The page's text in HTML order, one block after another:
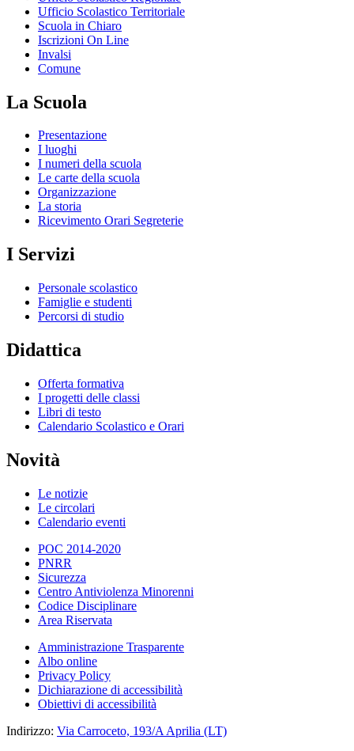
Ufficio Scolastico Territoriale
Scuola in Chiaro
Iscrizioni On Line
Invalsi
Comune
La Scuola
Presentazione
I luoghi
I numeri della scuola
Le carte della scuola
Organizzazione
La storia
Ricevimento Orari Segreterie
I Servizi
Personale scolastico
Famiglie e studenti
Percorsi di studio
Didattica
Offerta formativa
I progetti delle classi
Libri di testo
Calendario Scolastico e Orari
Novità
Le notizie
Le circolari
Calendario eventi
POC 2014-2020
PNRR
Sicurezza
Centro Antiviolenza Minorenni
Codice Disciplinare
Area Riservata
Amministrazione Trasparente
Albo online
Privacy Policy
Dichiarazione di accessibilità
Obiettivi di accessibilità
Indirizzo: Via Carroceto, 193/A Aprilia (LT)